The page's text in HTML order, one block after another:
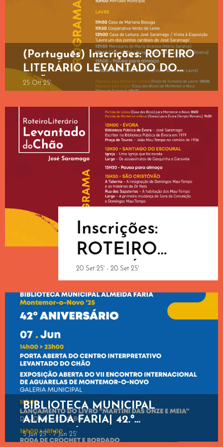
(Português) Inscrições: ROTEIRO
LITERÁRIO LEVANTADO DO
CHÃO | PERCURSO N.º 3 “José
25 Ott 25'
Inscrições:
ROTEIRO
LITERÁRIO
LEVANTADO
DO CHÃO |
N.º 2 “A
Resistência”
20 Set 25' - 20 Set 25'
BIBLIOTECA MUNICIPAL
ALMEIDA FARIA| 42.º
ANIVERSÁRIO
5 Jun 25' - 7 Jun 25'